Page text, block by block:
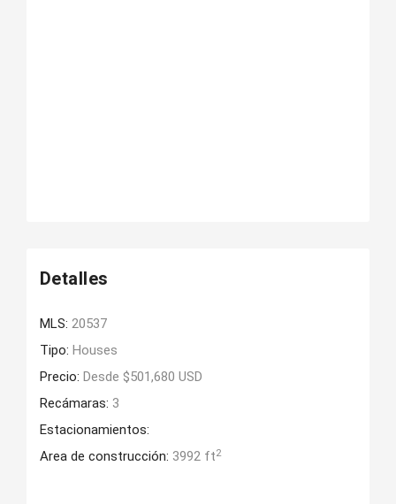
Detalles
MLS: 20537
Tipo: Houses
Precio: Desde $501,680 USD
Recámaras: 3
Estacionamientos:
Area de construcción: 3992 ft2